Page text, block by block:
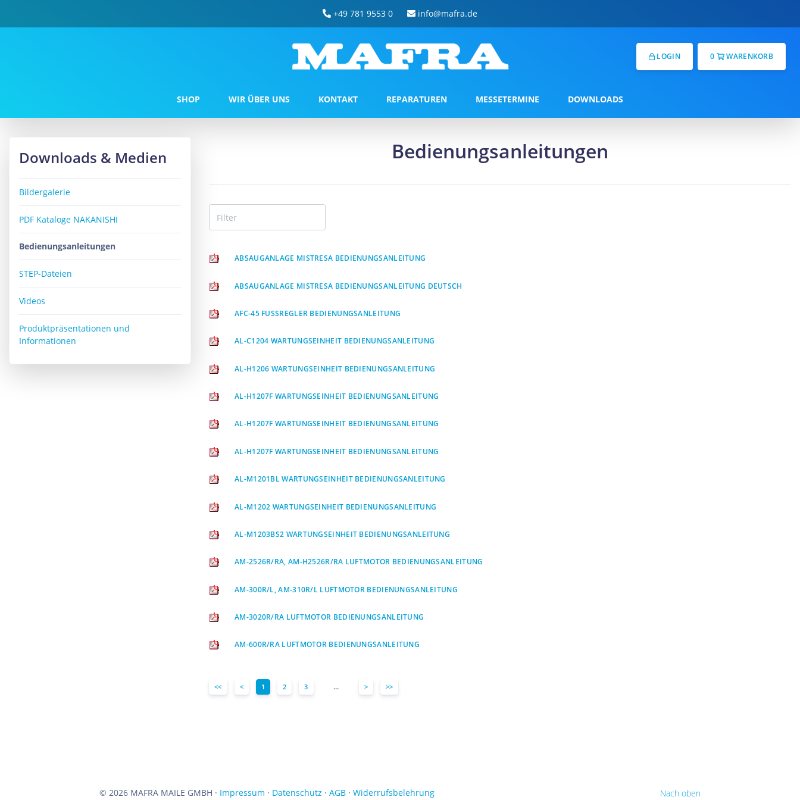
+49 781 9553 0 info@mafra.de
LOGIN 0 WARENKORB
SHOP WIR ÜBER UNS KONTAKT REPARATUREN MESSETERMINE DOWNLOADS
Downloads & Medien
Bildergalerie
PDF Kataloge NAKANISHI
Bedienungsanleitungen
STEP-Dateien
Videos
Produktpräsentationen und
Informationen
Bedienungsanleitungen
ABSAUGANLAGE MISTRESA BEDIENUNGSANLEITUNG
ABSAUGANLAGE MISTRESA BEDIENUNGSANLEITUNG DEUTSCH
AFC-45 FUSSREGLER BEDIENUNGSANLEITUNG
AL-C1204 WARTUNGSEINHEIT BEDIENUNGSANLEITUNG
AL-H1206 WARTUNGSEINHEIT BEDIENUNGSANLEITUNG
AL-H1207F WARTUNGSEINHEIT BEDIENUNGSANLEITUNG
AL-H1207F WARTUNGSEINHEIT BEDIENUNGSANLEITUNG
AL-H1207F WARTUNGSEINHEIT BEDIENUNGSANLEITUNG
AL-M1201BL WARTUNGSEINHEIT BEDIENUNGSANLEITUNG
AL-M1202 WARTUNGSEINHEIT BEDIENUNGSANLEITUNG
AL-M1203BS2 WARTUNGSEINHEIT BEDIENUNGSANLEITUNG
AM-2526R/RA, AM-H2526R/RA LUFTMOTOR BEDIENUNGSANLEITUNG
AM-300R/L, AM-310R/L LUFTMOTOR BEDIENUNGSANLEITUNG
AM-3020R/RA LUFTMOTOR BEDIENUNGSANLEITUNG
AM-600R/RA LUFTMOTOR BEDIENUNGSANLEITUNG
<< < 1 2 3 ... > >>
Nach oben
© 2026 MAFRA MAILE GMBH · Impressum · Datenschutz · AGB · Widerrufsbelehrung